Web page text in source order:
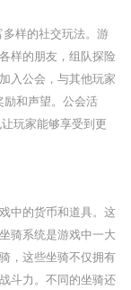
样的社交玩法。游
样的朋友，组队探险
入公会，与其他玩家
励和声望。公会活
玩家能够享受到更
中的货币和道具。这
骑系统是游戏中一大
，这些坐骑不仅拥有
斗力。不同的坐骑还